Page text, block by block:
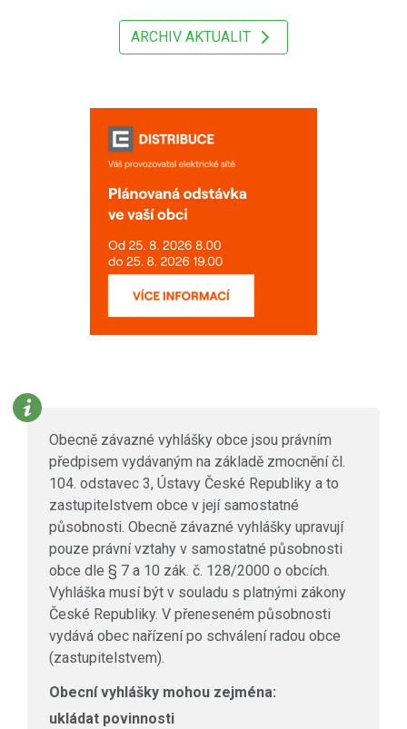
ARCHIV AKTUALIT
Obecně závazné vyhlášky obce jsou právním
předpisem vydávaným na základě zmocnění čl.
104. odstavec 3, Ústavy České Republiky a to
zastupitelstvem obce v její samostatné
působnosti. Obecně závazné vyhlášky upravují
pouze právní vztahy v samostatné působnosti
obce dle § 7 a 10 zák. č. 128/2000 o obcích.
Vyhláška musí být v souladu s platnými zákony
České Republiky. V přeneseném působnosti
vydává obec nařízení po schválení radou obce
(zastupitelstvem).
Obecní vyhlášky mohou zejména:
ukládat povinnosti